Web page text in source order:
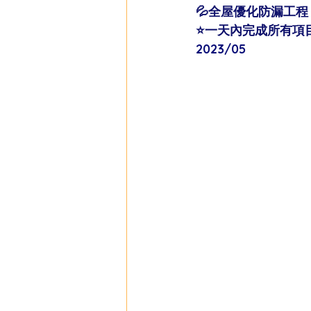
💦全屋優化防漏工程
⭐️一天內完成所有項
2023/05